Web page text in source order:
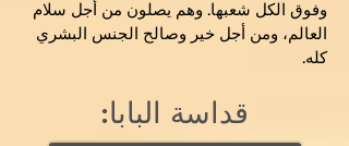
وفوق الكل شعبها. وهم يصلون من أجل سلام
العالم، ومن أجل خير وصالح الجنس البشري
كله.
:قداسة البابا